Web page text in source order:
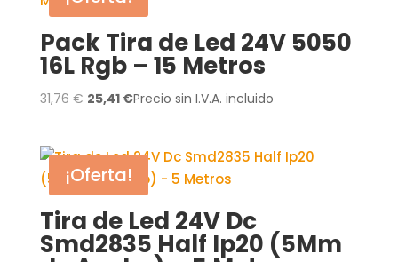
Pack Tira de Led 24V 5050
16L Rgb – 15 Metros
31,76€ El
era:
31,76 €.
25,41 €El
es:
25,41 €.
Precio sin I.V.A. incluido
¡Oferta!
Tira de Led 24V Dc
Smd2835 Half Ip20 (5Mm